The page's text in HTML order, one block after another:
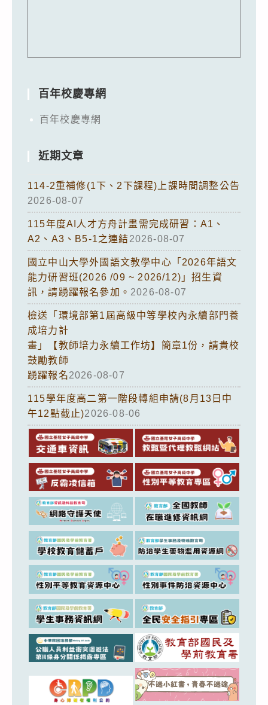
百年校慶專網
百年校慶專網
近期文章
114-2重補修(1下、2下課程)上課時間調整公告
2026-08-07
115年度AI人才方舟計畫需完成研習：A1、
A2、A3、B5-1之連結2026-08-07
國立中山大學外國語文教學中心「2026年語文
能力研習班(2026 /09 ~ 2026/12)」招生資
訊，請踴躍報名參加。 2026-08-07
檢送「環境部第1屆高級中等學校內永續部門養
成培力計
畫」【教師培力永續工作坊】簡章1份，請貴校
鼓勵教師
踴躍報名2026-08-07
115學年度高二第一階段轉組申請(8月13日中
午12點截止)2026-08-06